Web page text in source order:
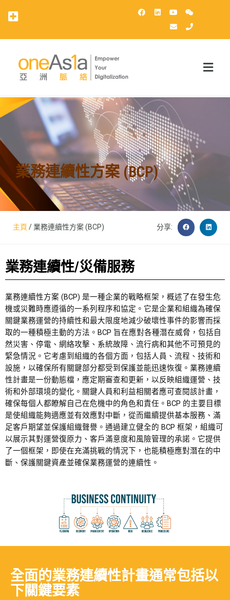
業務連續性方案 (BCP)
主頁 / 業務連續性方案 (BCP) 分享:
業務連續性/災備服務
業務連續性方案 (BCP) 是一種企業的戰略框架，概述了在發生危
機或災難時應遵循的一系列程序和協定。它是企業和組織為確保
關鍵業務運營的持續性和最大限度地減少破壞性事件的影響而採
取的一種積極主動的方法。BCP 旨在應對各種潛在威脅，包括自
然災害、停電、網絡攻擊、系統故障、流行病和其他不可預見的
緊急情況。它考慮到組織的各個方面，包括人員、流程、技術和
設施，以確保所有關鍵部分都受到保護並能迅速恢復。業務連續
性計畫是一份動態檔，應定期審查和更新，以反映組織運營、技
術和外部環境的變化。關鍵人員和利益相關者應可查閱該計畫，
確保每個人都瞭解自己在危機中的角色和責任。BCP 的主要目標
是使組織能夠適應並有效應對中斷，從而繼續提供基本服務、滿
足客戶期望並保護組織聲譽。通過建立健全的 BCP 框架，組織可
以展示其對運營復原力、客戶滿意度和風險管理的承諾。它提供
了一個框架，即使在充滿挑戰的情況下，也能積極應對潛在的中
斷、保護關鍵資產並確保業務運營的連續性。
全面的業務連續性計畫通常包括以
下關鍵要素